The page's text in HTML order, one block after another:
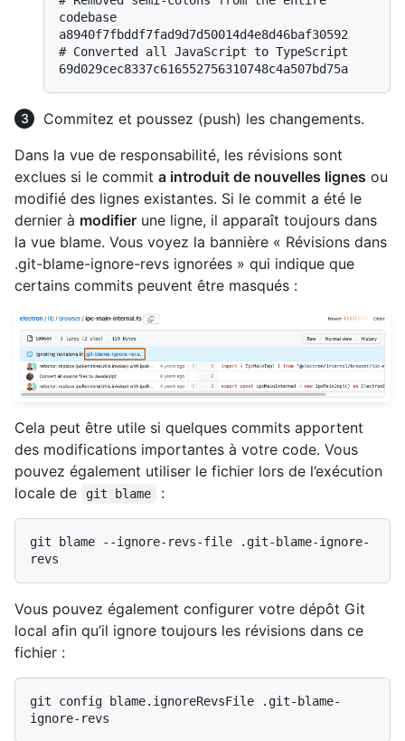
codebase
# Converted all JavaScript to TypeScript
Commitez et poussez (push) les changements.
Dans la vue de responsabilité, les révisions sont
exclues si le commit a introduit de nouvelles lignes ou
modifié des lignes existantes. Si le commit a été le
dernier à modifier une ligne, il apparaît toujours dans
la vue blame. Vous voyez la bannière « Révisions dans
.git-blame-ignore-revs ignorées » qui indique que
certains commits peuvent être masqués :
Cela peut être utile si quelques commits apportent
des modifications importantes à votre code. Vous
pouvez également utiliser le fichier lors de l’exécution
locale de
git blame :
git blame --ignore-revs-file .git-blame-ignore-
Vous pouvez également configurer votre dépôt Git
local afin qu’il ignore toujours les révisions dans ce
fichier :
git config blame.ignoreRevsFile .git-blame-